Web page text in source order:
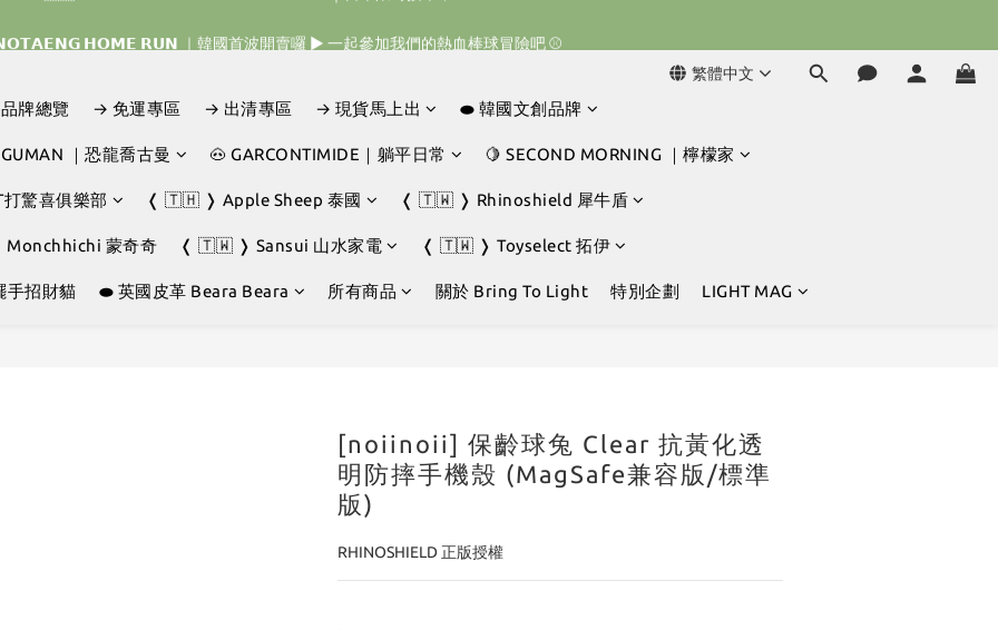
繁體中文
牌總覽 → 免運專區 → 出清專區 → 現貨馬上出 ⬬ 韓國文創品牌
｜恐龍喬古曼 🐽 GARCONTIMIDE｜躺平日常 🍋 SECOND MORNING ｜檸檬家
驚喜俱樂部 ❬ 🇹🇭 ❭ Apple Sheep 泰國 ❬ 🇹🇼 ❭ Rhinoshield 犀牛盾
蒙奇奇 ❬ 🇹🇼 ❭ Sansui 山水家電 ❬ 🇹🇼 ❭ Toyselect 拓伊
手招財貓 ⬬ 英國皮革 Beara Beara 所有商品 關於 Bring To Light 特別企劃 LIGHT MAG
[noiinoii] 保齡球兔 Clear 抗黃化透
明防摔手機殼 (MagSafe兼容版/標準
版)
RHINOSHIELD 正版授權